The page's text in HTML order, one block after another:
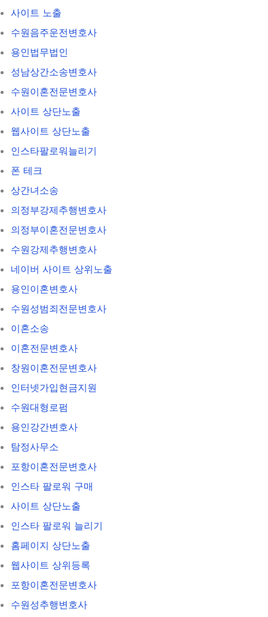
사이트 노출
수원음주운전변호사
용인법무법인
성남상간소송변호사
수원이혼전문변호사
사이트 상단노출
웹사이트 상단노출
인스타팔로워늘리기
폰 테크
상간녀소송
의정부강제추행변호사
의정부이혼전문변호사
수원강제추행변호사
네이버 사이트 상위노출
용인이혼변호사
수원성범죄전문변호사
이혼소송
이혼전문변호사
창원이혼전문변호사
인터넷가입현금지원
수원대형로펌
용인강간변호사
탐정사무소
포항이혼전문변호사
인스타 팔로워 구매
사이트 상단노출
인스타 팔로워 늘리기
홈페이지 상단노출
웹사이트 상위등록
포항이혼전문변호사
수원성추행변호사